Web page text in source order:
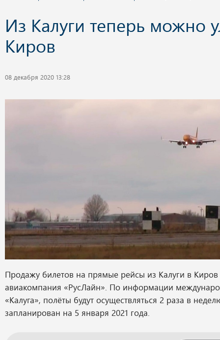
Из Калуги теперь можно
Киров
08 декабря 2020 13:28
Продажу билетов на прямые рейсы из Калуги в Киров
авиакомпания «РусЛайн». По информации
«Калуга», полёты будут осуществляться 2 раза в
запланирован на 5 января 2021 года.